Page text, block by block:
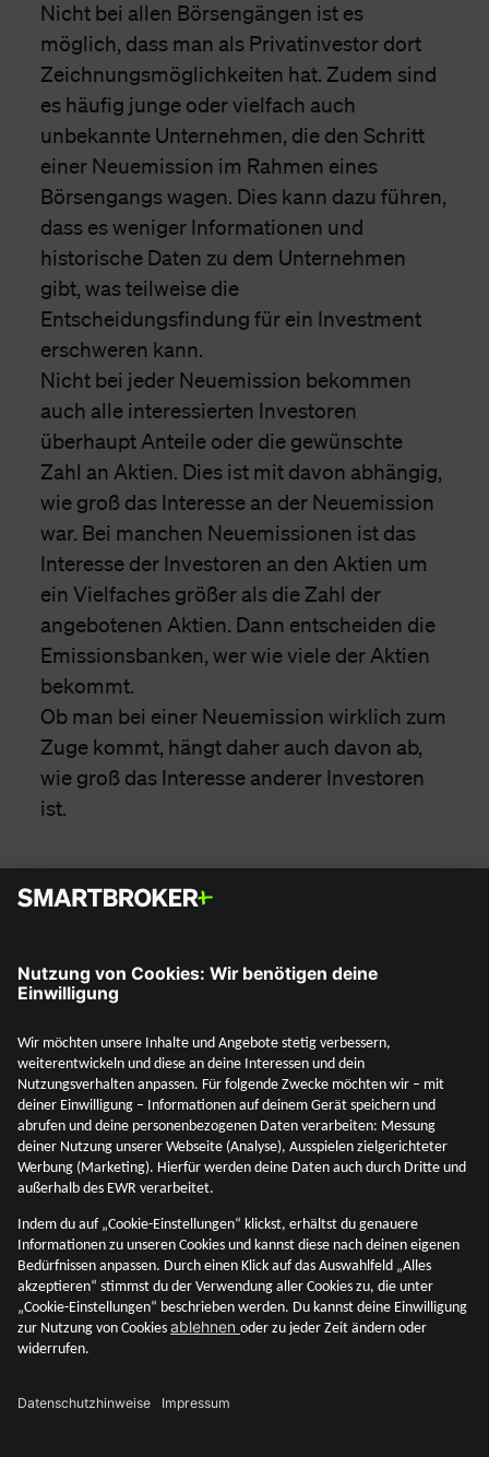
Nicht bei allen Börsengängen ist es
möglich, dass man als Privatinvestor dort
Zeichnungsmöglichkeiten hat. Zudem sind
es häufig junge oder vielfach auch
unbekannte Unternehmen, die den Schritt
einer Neuemission im Rahmen eines
Börsengangs wagen. Dies kann dazu führen,
dass es weniger Informationen und
historische Daten zu dem Unternehmen
gibt, was teilweise die
Entscheidungsfindung für ein Investment
erschweren kann.
Nicht bei jeder Neuemission bekommen
auch alle interessierten Investoren
überhaupt Anteile oder die gewünschte
Zahl an Aktien. Dies ist mit davon abhängig,
wie groß das Interesse an der Neuemission
war. Bei manchen Neuemissionen ist das
Interesse der Investoren an den Aktien um
ein Vielfaches größer als die Zahl der
angebotenen Aktien. Dann entscheiden die
Emissionsbanken, wer wie viele der Aktien
bekommt.
Ob man bei einer Neuemission wirklich zum
Zuge kommt, hängt daher auch davon ab,
wie groß das Interesse anderer Investoren
ist.
Mehr entdecken
Adresse & Kontakt
Rechtliches